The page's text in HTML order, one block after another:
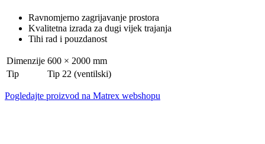
Ravnomjerno zagrijavanje prostora
Kvalitetna izrada za dugi vijek trajanja
Tihi rad i pouzdanost
Dimenzije 600 × 2000 mm
Tip
Tip 22 (ventilski)
Pogledajte proizvod na Matrex webshopu